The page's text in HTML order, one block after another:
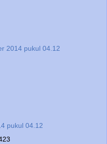
2014 pukul 04.12
pukul 04.12